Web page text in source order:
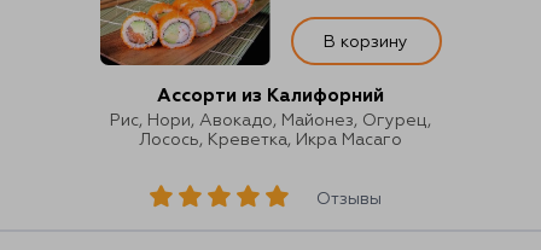
Отзывы
Ассорти из Калифорний
Рис, Нори, Авокадо, Майонез, Огурец,
Лосось, Креветка, Икра Масаго
В корзину